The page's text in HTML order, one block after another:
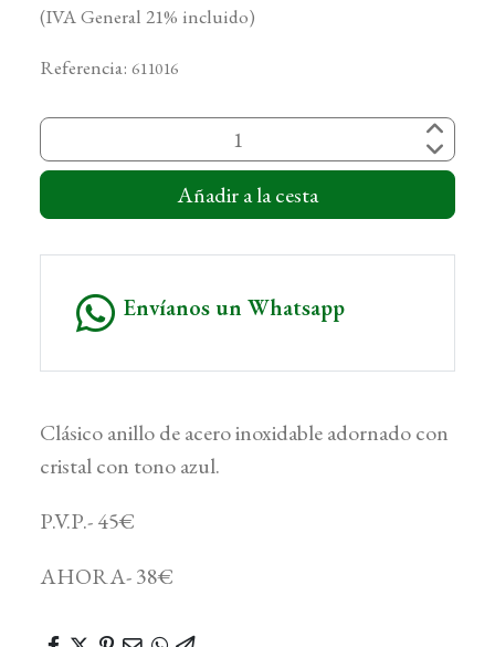
(IVA General 21% incluido)
Referencia: 611016
Añadir a la cesta
Envíanos un Whatsapp
Clásico anillo de acero inoxidable adornado con
cristal con tono azul.
P.V.P.- 45€
AHORA- 38€